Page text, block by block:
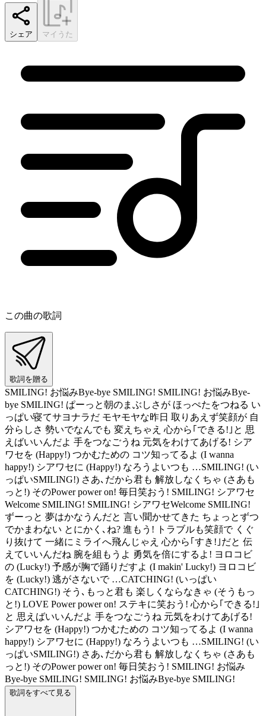
シェア マイうた
この曲の歌詞
歌詞を贈る
SMILING! お悩みBye-bye SMILING! SMILING! お悩みBye-
bye SMILING! ぱーっと朝のまぶしさが ほっぺたをつねる い
っぱい寝てサヨナラだ モヤモヤな昨日 取りあえず笑顔が 自
分らしさ 勢いでなんでも 変えちゃえ 心から｢できる!｣と 思
えばいいんだよ 手をつなごうね 元気をわけてあげる! シア
ワセを (Happy!) つかむための コツ知ってるよ (I wanna
happy!) シアワセに (Happy!) なろうよいつも …SMILING! (い
っぱいSMILING!) さあ､だから君も 解放しなくちゃ (さあも
っと!) そのPower power on! 毎日笑おう! SMILING! シアワセ
Welcome SMILING! SMILING! シアワセWelcome SMILING!
ずーっと 夢はかなうんだと 言い聞かせてきた ちょっとずつ
でかまわない とにかく､ね? 進もう! トラブルも笑顔で くぐ
り抜けて 一緒にミライへ飛んじゃえ 心から｢すき!｣だと 伝
えていいんだね 腕を組もうよ 勇気を倍にするよ! ヨロコビ
の (Lucky!) 予感が胸で踊りだすよ (I makin' Lucky!) ヨロコビ
を (Lucky!) 逃がさないで …CATCHING! (いっぱい
CATCHING!) そう､もっと君も 楽しくならなきゃ (そうもっ
と!) LOVE Power power on! ステキに笑おう! 心から｢できる!｣
と 思えばいいんだよ 手をつなごうね 元気をわけてあげる!
シアワセを (Happy!) つかむための コツ知ってるよ (I wanna
happy!) シアワセに (Happy!) なろうよいつも …SMILING! (い
っぱいSMILING!) さあ､だから君も 解放しなくちゃ (さあも
っと!) そのPower power on! 毎日笑おう! SMILING! お悩み
Bye-bye SMILING! SMILING! お悩みBye-bye SMILING!
歌詞をすべて見る